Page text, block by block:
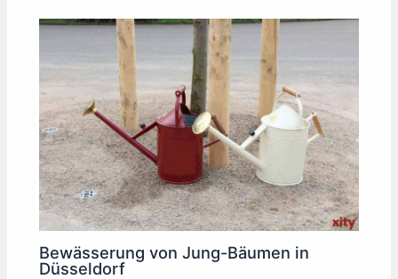
Bewässerung von Jung-Bäumen in
Düsseldorf